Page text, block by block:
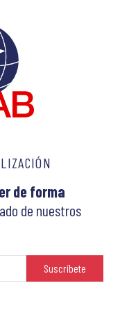
de forma
de nuestros
Suscríbete